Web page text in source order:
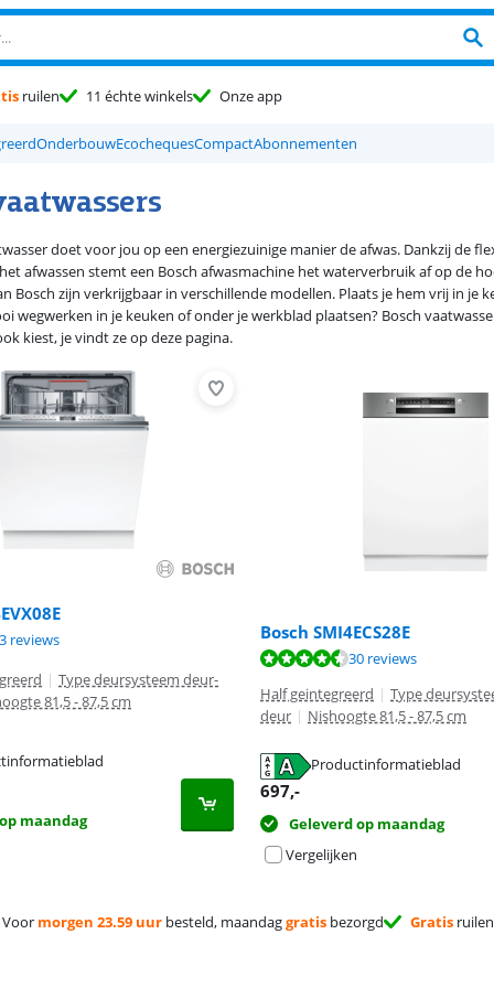
ruilen 11 échte winkels Onze app
OnderbouwEcochequesCompactAbonnementen
doet voor jou op een energiezuinige manier de afwas. Dankzij de
afwassen stemt een Bosch afwasmachine het waterverbruik af op de
Bosch zijn verkrijgbaar in verschillende modellen. Plaats je hem vrij in je
wegwerken in je keuken of onder je werkblad plaatsen? Bosch
kiest, je vindt ze op deze pagina.
van de 10, gebaseerd op 93 reviews.
reviews
| Type deursysteem deur-
81,5 - 87,5 cm
maandag
Bosch SMI4ECS28E
30 reviews
Half geintegreerd | Type
deur | Nishoogte 81,5 - 87,5 cm
Productinformatieblad
697,-
Geleverd op maandag
Vergelijken
Voor morgen 23.59 uur besteld, maandaggratis bezorgd Gratis ruilen